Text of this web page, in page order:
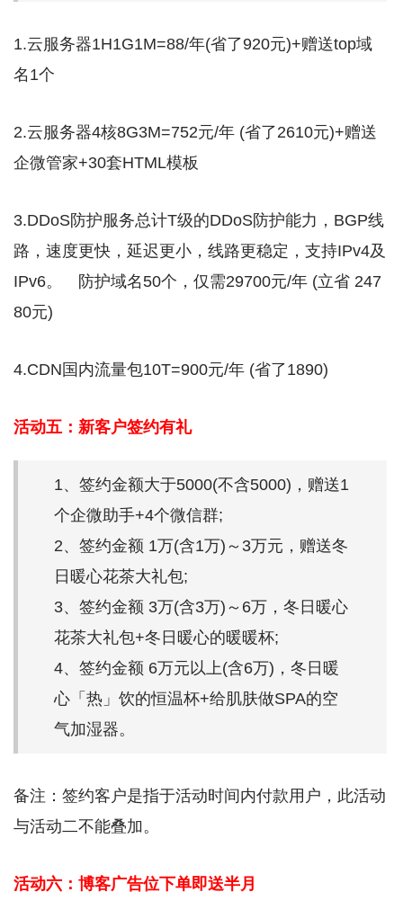
1.云服务器1H1G1M=88/年(省了920元)+赠送top域
名1个
2.云服务器4核8G3M=752元/年 (省了2610元)+赠送
企微管家+30套HTML模板
3.DDoS防护服务总计T级的DDoS防护能力，BGP线
路，速度更快，延迟更小，线路更稳定，支持IPv4及
IPv6。 防护域名50个，仅需29700元/年 (立省 247
80元)
4.CDN国内流量包10T=900元/年 (省了1890)
活动五：新客户签约有礼
1、签约金额大于5000(不含5000)，赠送1
个企微助手+4个微信群;
2、签约金额 1万(含1万)～3万元，赠送冬
日暖心花茶大礼包;
3、签约金额 3万(含3万)～6万，冬日暖心
花茶大礼包+冬日暖心的暖暖杯;
4、签约金额 6万元以上(含6万)，冬日暖
心「热」饮的恒温杯+给肌肤做SPA的空
气加湿器。
备注：签约客户是指于活动时间内付款用户，此活动
与活动二不能叠加。
活动六：博客广告位下单即送半月